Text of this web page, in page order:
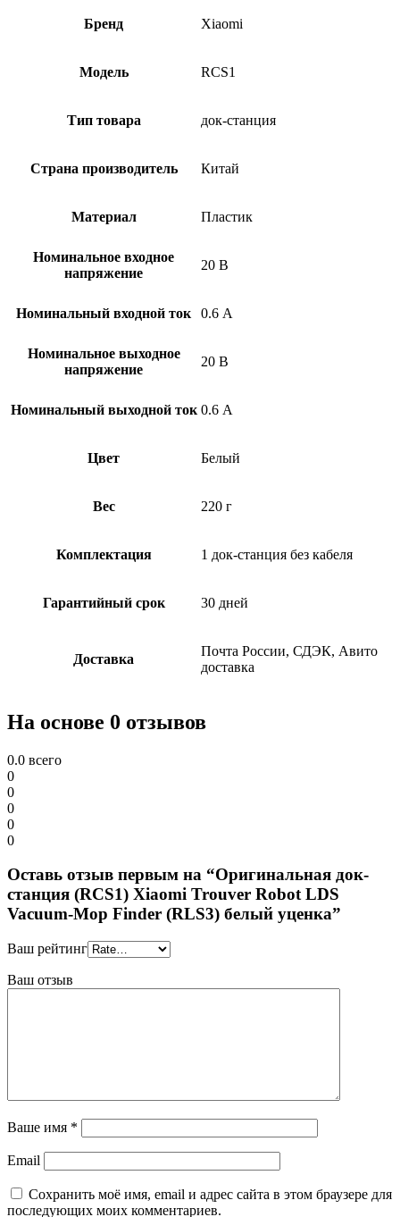
Бренд Xiaomi
Модель RCS1
Тип товара док-станция
Страна производитель Китай
Материал Пластик
Номинальное входное
напряжение
20 В
Номинальный входной ток 0.6 А
Номинальное выходное
напряжение
20 В
Номинальный выходной ток 0.6 А
Цвет Белый
Вес 220 г
Комплектация 1 док-станция без кабеля
Гарантийный срок 30 дней
Доставка
Почта России, СДЭК, Авито
доставка
На основе 0 отзывов
0.0 всего
0
0
0
0
0
Оставь отзыв первым на “Оригинальная док-
станция (RCS1) Xiaomi Trouver Robot LDS
Vacuum-Mop Finder (RLS3) белый уценка”
Ваш рейтинг
Ваш отзыв
Ваше имя *
Email
Сохранить моё имя, email и адрес сайта в этом браузере для
последующих моих комментариев.